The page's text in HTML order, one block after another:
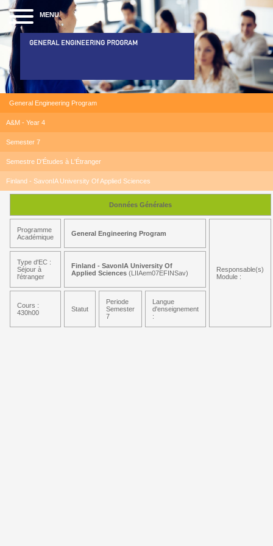
MENU
GENERAL ENGINEERING PROGRAM
General Engineering Program
A&M - Year 4
Semester 7
Semestre D'Études à L'Étranger
Finland - SavonIA University Of Applied Sciences
Données Générales
Programme
Académique
General Engineering Program
Responsable(s)
Module :
Type d'EC :
Séjour à
l'étranger
Finland - SavonIA University Of
Applied Sciences (LIIAem07EFINSav)
Cours :
430h00
Statut
Periode
Semester
7
Langue
d'enseignement
: